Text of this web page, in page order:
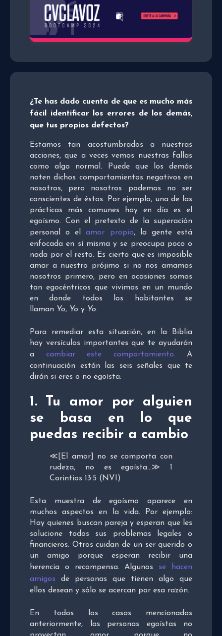
¿Te has dado cuenta de que es mucho más
fácil identificar los errores de los demás,
que tus propios defectos?
Estamos tan acostumbrados a nuestras
acciones, que a veces vemos nuestras fallas
como algo normal. Puede que los demás
noten dichos comportamientos negativos en
nosotros, pero nosotros podemos no ser
conscientes de éstos. Por ejemplo, una de las
prácticas más comunes hoy en día es el
egoísmo. Con el pretexto de la superación
personal o elamor propio, la gente está
enfocada en sí misma y se preocupa poco o
nada por el resto. Es cierto que es imposible
amar a nuestro prójimo si no nos amamos
nosotros primero, pero en ocasiones somos
tan egocéntricos que vivimos en un mundo
en donde todos los habitantes se
llaman Yo, Yo y Yo.
Para remediar esta situación, en la Biblia
hay versículos importantes que te ayudarán
a cambiar este comportamiento. A
continuación están las seis señales que te
dirán si eres o no egoísta:
1. Tu amor por alguien
se basa en lo que
puedas recibir a cambio
≪[El amor] no se comporta con
rudeza, no es egoísta…≫ 1
Corintios 13:5 (NVI)
Esta muestra de egoísmo aparece en
muchos aspectos en la vida. Por ejemplo:
Hay quienes buscan pareja y esperan que les
solucione todos sus problemas legales o
financieros. Otros cuidan de un ser querido o
un amigo porque esperan recibir una
herencia o recompensa. Algunos se hacen
amigos de personas que tienen algo que
ellos desean y sólo se acercan por esa razón.
En todos los casos mencionados
anteriormente, las personas egoístas no